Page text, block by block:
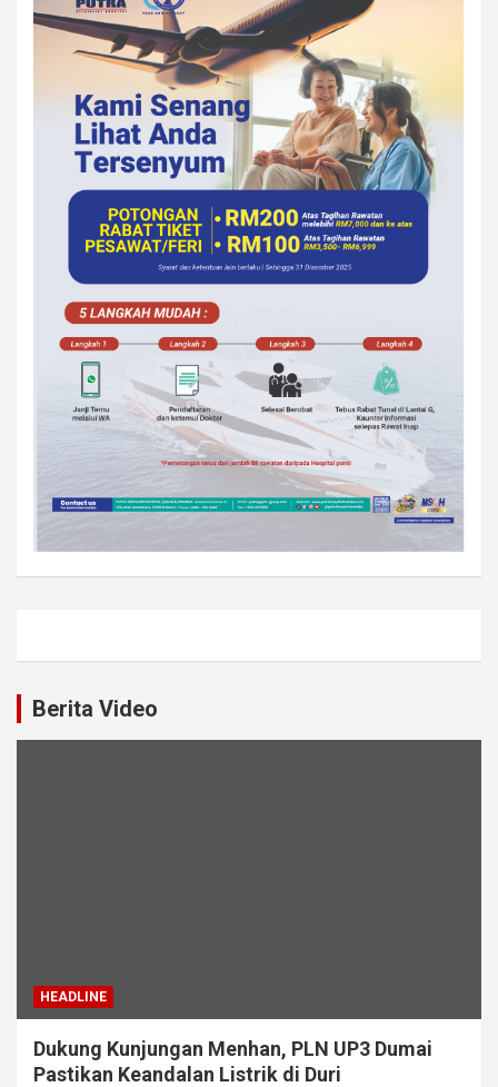
Berita Video
HEADLINE
Dukung Kunjungan Menhan, PLN UP3 Dumai
Pastikan Keandalan Listrik di Duri